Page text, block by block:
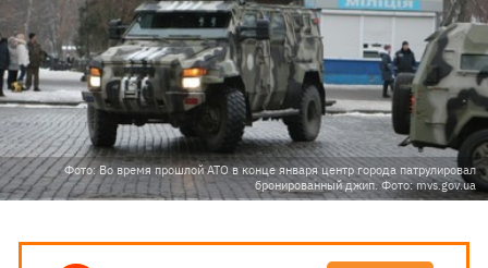
Фото: Во время прошлой АТО в конце января центр города патрулировал
бронированный джип. Фото: mvs.gov.ua